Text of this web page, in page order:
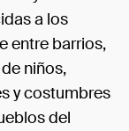
a los
entre barrios,
niños,
y costumbres
del